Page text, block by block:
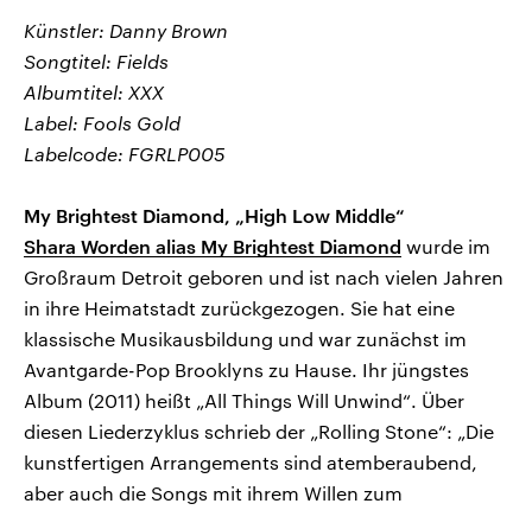
Künstler: Danny Brown
Songtitel: Fields
Albumtitel: XXX
Label: Fools Gold
Labelcode: FGRLP005
My Brightest Diamond, „High Low Middle“
Shara Worden alias My Brightest Diamond wurde im
Großraum Detroit geboren und ist nach vielen Jahren
in ihre Heimatstadt zurückgezogen. Sie hat eine
klassische Musikausbildung und war zunächst im
Avantgarde-Pop Brooklyns zu Hause. Ihr jüngstes
Album (2011) heißt „All Things Will Unwind“. Über
diesen Liederzyklus schrieb der „Rolling Stone“: „Die
kunstfertigen Arrangements sind atemberaubend,
aber auch die Songs mit ihrem Willen zum